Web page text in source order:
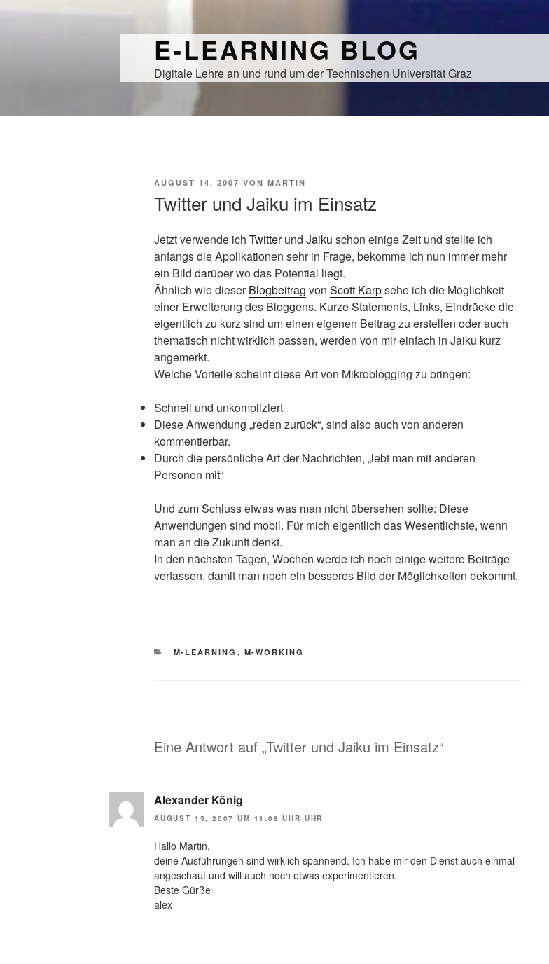
E-LEARNING BLOG
Digitale Lehre an und rund um der Technischen Universität Graz
VERÖFFENTLICHT
AUGUST 14, 2007 VON MARTIN
Twitter und Jaiku im Einsatz
Jetzt verwende ich Twitterund Jaiku schon einige Zeit und stellte ich
anfangs die Applikationen sehr in Frage, bekomme ich nun immer mehr
ein Bild darüber wo das Potential liegt.
Ähnlich wie dieserBlogbeitrag von Scott Karpsehe ich die Möglichkeit
einer Erweiterung des Bloggens. Kurze Statements, Links, Eindrücke die
eigentlich zu kurz sind um einen eigenen Beitrag zu erstellen oder auch
thematisch nicht wirklich passen, werden von mir einfach in Jaiku kurz
angemerkt.
Welche Vorteile scheint diese Art von Mikroblogging zu bringen:
Schnell und unkompliziert
Diese Anwendung „reden zurück“, sind also auch von anderen
kommentierbar.
Durch die persönliche Art der Nachrichten, „lebt man mit anderen
Personen mit“
Und zum Schluss etwas was man nicht übersehen sollte: Diese
Anwendungen sind mobil. Für mich eigentlich das Wesentlichste, wenn
man an die Zukunft denkt.
In den nächsten Tagen, Wochen werde ich noch einige weitere Beiträge
verfassen, damit man noch ein besseres Bild der Möglichkeiten bekommt.
KATEGORIEN
M-LEARNING , M-WORKING
Eine Antwort auf „Twitter und Jaiku im Einsatz“
Alexander König
AUGUST 15, 2007 UM 11:08 UHR UHR
Hallo Martin,
deine Ausführungen sind wirklich spannend. Ich habe mir den Dienst auch einmal
angeschaut und will auch noch etwas experimentieren.
Beste Gürße
alex